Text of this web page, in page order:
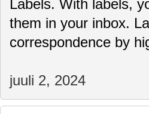
Labels. With labels,
them in your inbox.
correspondence by
juuli 2, 2024